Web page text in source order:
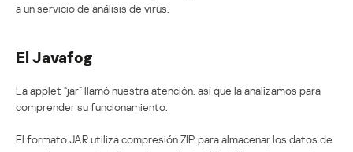
a un servicio de análisis de virus.
El Javafog
La applet “jar” llamó nuestra atención, así que la analizamos para
comprender su funcionamiento.
El formato JAR utiliza compresión ZIP para almacenar los datos de